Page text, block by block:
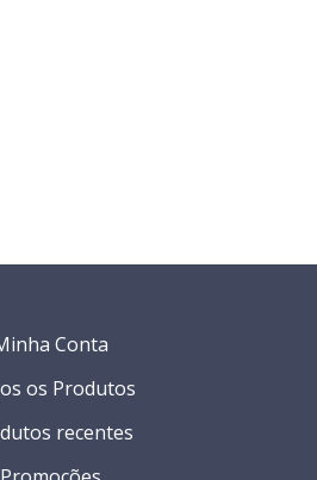
Conta
os Produtos
recentes